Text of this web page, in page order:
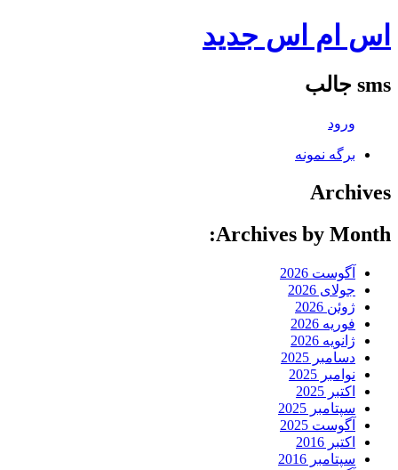
اس ام اس جدید
sms جالب
ورود
برگه نمونه
Archives
Archives by Month:
آگوست 2026
جولای 2026
ژوئن 2026
فوریه 2026
ژانویه 2026
دسامبر 2025
نوامبر 2025
اکتبر 2025
سپتامبر 2025
آگوست 2025
اکتبر 2016
سپتامبر 2016